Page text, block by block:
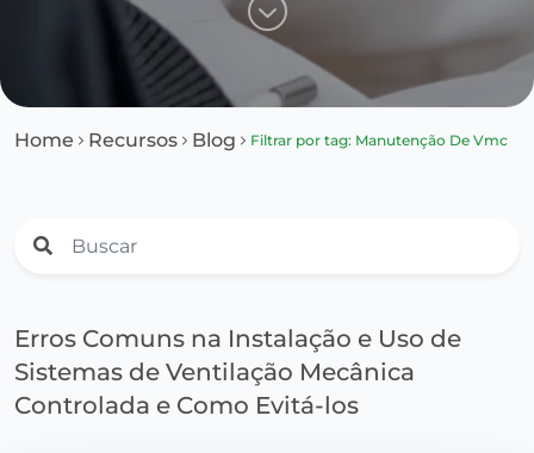
Home Recursos Blog Filtrar por tag: Manutenção De Vmc
Erros Comuns na Instalação e Uso de
Sistemas de Ventilação Mecânica
Controlada e Como Evitá-los